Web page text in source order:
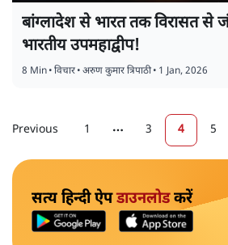
बांग्लादेश से भारत तक विरासत से
भारतीय उपमहाद्वीप!
8 Min•विचार•अरुण कुमार त्रिपाठी• 1 Jan, 2026
Previous 1 More pages
3 4 5
सत्य हिन्दी ऐपडाउनलोडकरें